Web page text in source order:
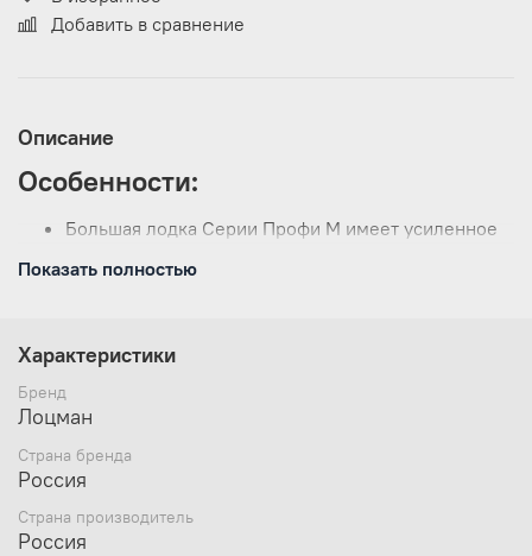
Добавить в сравнение
Описание
Особенности:
Большая лодка Серии Профи М имеет усиленное
дополнительным усилением вдоль баллонов по
соединенных секции придает лодке необходимую
жесткость, что бы комфортно пользоваться
небольшим навесным мотором.
Двухместная лодка с большим кокпитом
пассажирам и вещам. На всех моделях этой серии
при производстве уже установлено крепление под
навесной транец.
Сиденья передвижные.
Показать полностью
Характеристики
Бренд
Лоцман
Страна бренда
Россия
Страна производитель
Россия